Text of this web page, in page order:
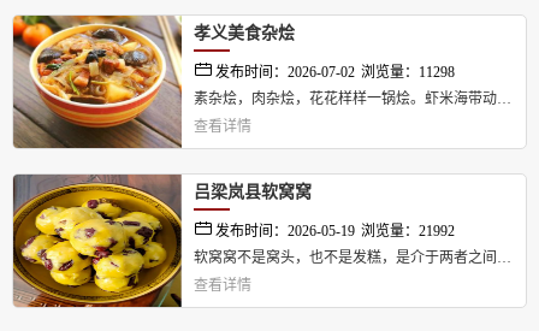
孝义美食杂烩
发布时间：2026-07-02 浏览量：11298
素杂烩，肉杂烩，花花样样一锅烩。虾米海带动海
味，木耳蘑菇山珍贵。...
查看详情
吕梁岚县软窝窝
发布时间：2026-05-19 浏览量：21992
软窝窝不是窝头，也不是发糕，是介于两者之间的
一种别样的“岚县美食”。它得用岚县自产的“黄米”
查看详情